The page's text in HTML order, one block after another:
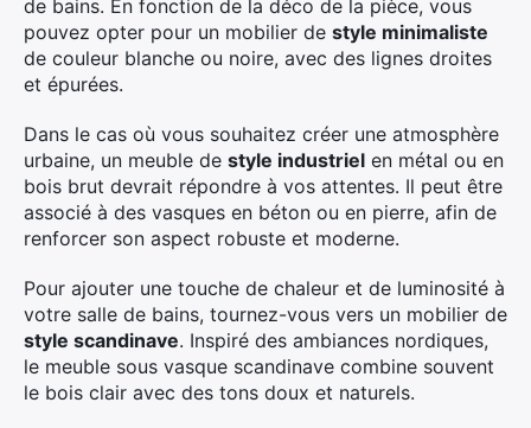
de bains. En fonction de la déco de la pièce, vous
pouvez opter pour un mobilier de style minimaliste
de couleur blanche ou noire, avec des lignes droites
et épurées.
Dans le cas où vous souhaitez créer une atmosphère
urbaine, un meuble de style industriel en métal ou en
bois brut devrait répondre à vos attentes. Il peut être
associé à des vasques en béton ou en pierre, afin de
renforcer son aspect robuste et moderne.
Pour ajouter une touche de chaleur et de luminosité à
votre salle de bains, tournez-vous vers un mobilier de
style scandinave. Inspiré des ambiances nordiques,
le meuble sous vasque scandinave combine souvent
le bois clair avec des tons doux et naturels.